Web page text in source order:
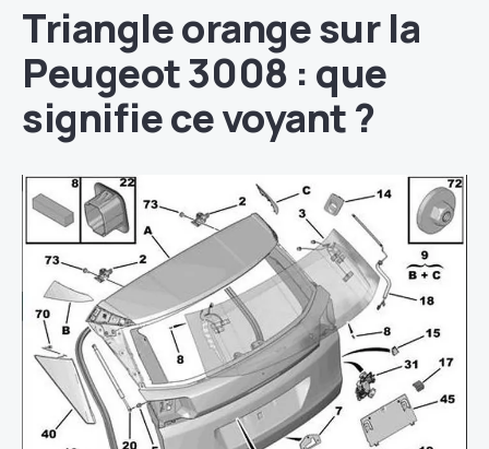
Triangle orange sur la
Peugeot 3008 : que
signifie ce voyant ?